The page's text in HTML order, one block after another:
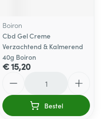
Boiron
Cbd Gel Creme
Verzachtend & Kalmerend
40g Boiron
€ 15,20
Bestel